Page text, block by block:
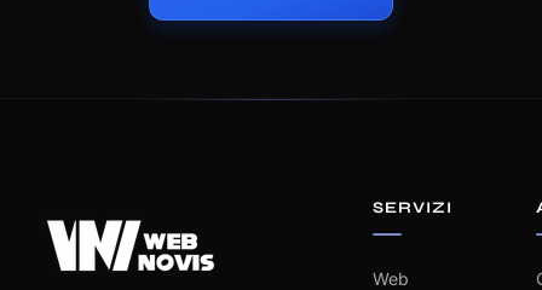
SERVIZI
Web